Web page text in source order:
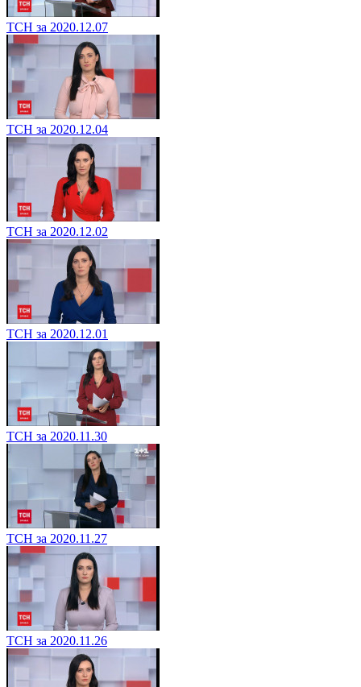
ТСН за 2020.12.07
ТСН за 2020.12.04
ТСН за 2020.12.02
ТСН за 2020.12.01
ТСН за 2020.11.30
ТСН за 2020.11.27
ТСН за 2020.11.26